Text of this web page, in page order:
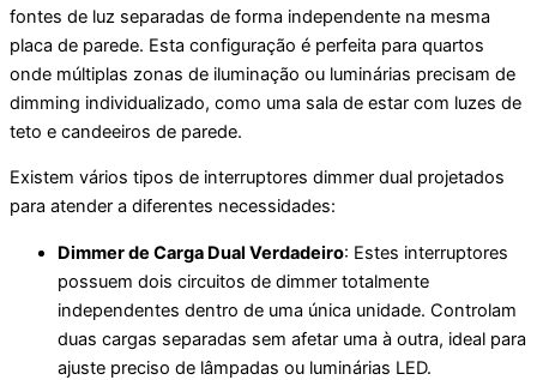
fontes de luz separadas de forma independente na mesma
placa de parede. Esta configuração é perfeita para quartos
onde múltiplas zonas de iluminação ou luminárias precisam de
dimming individualizado, como uma sala de estar com luzes de
teto e candeeiros de parede.
Existem vários tipos de interruptores dimmer dual projetados
para atender a diferentes necessidades:
Dimmer de Carga Dual Verdadeiro: Estes interruptores
possuem dois circuitos de dimmer totalmente
independentes dentro de uma única unidade. Controlam
duas cargas separadas sem afetar uma à outra, ideal para
ajuste preciso de lâmpadas ou luminárias LED.